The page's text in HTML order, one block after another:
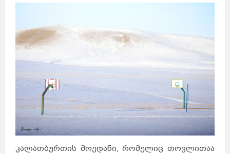
კალათბურთის მოედანი, რომელიც თოვლითაა